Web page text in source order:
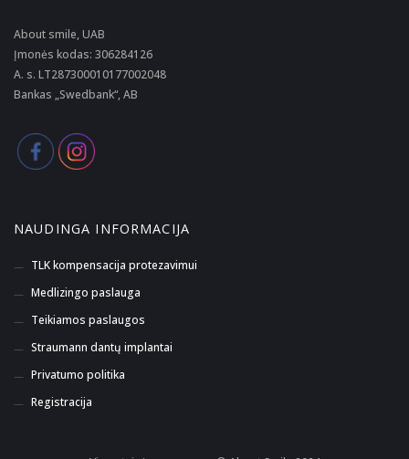
About smile, UAB
Įmonės kodas: 306284126
A. s. LT287300010177002048
Bankas „Swedbank“, AB
NAUDINGA INFORMACIJA
TLK kompensacija protezavimui
Medlizingo paslauga
Teikiamos paslaugos
Straumann dantų implantai
Privatumo politika
Registracija